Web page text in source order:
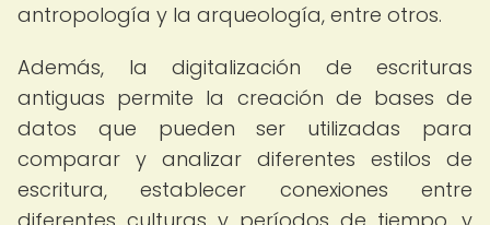
antropología y la arqueología, entre otros.
Además, la digitalización de escrituras
antiguas permite la creación de bases de
datos que pueden ser utilizadas para
comparar y analizar diferentes estilos de
escritura, establecer conexiones entre